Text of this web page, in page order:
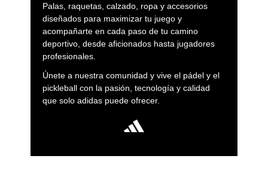
Palas, raquetas, calzado, ropa y accesorios
diseñados para maximizar tu juego y
acompañarte en cada paso de tu camino
deportivo, desde aficionados hasta jugadores
profesionales.
Únete a nuestra comunidad y vive el pádel y el
pickleball con la pasión, tecnología y calidad
que solo adidas puede ofrecer.